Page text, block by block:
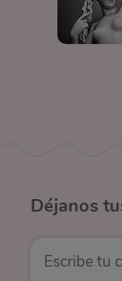
Déjanos